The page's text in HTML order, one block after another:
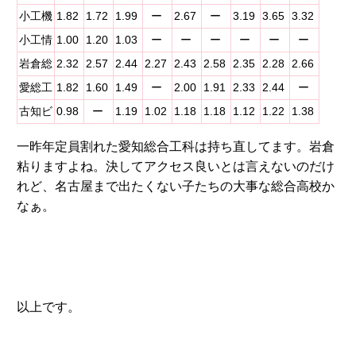
小工機 1.82 1.72 1.99 ー 2.67 ー 3.19 3.65 3.32
小工情 1.00 1.20 1.03 ー ー ー ー ー
ー
岩倉総 2.32 2.57 2.44 2.27 2.43 2.58 2.35 2.28
2.66
愛総工 1.82 1.60 1.49 ー 2.00 1.91 2.33 2.44
ー
古知ビ 0.98 ー 1.19 1.02 1.18 1.18 1.12 1.22 1.38
一昨年定員割れた愛知総合工科は持ち直してます。岩倉
粘りますよね。決してアクセス良いとは言えないのだけ
れど、名古屋まで出たくない子たちの大事な総合高校か
なぁ。
以上です。